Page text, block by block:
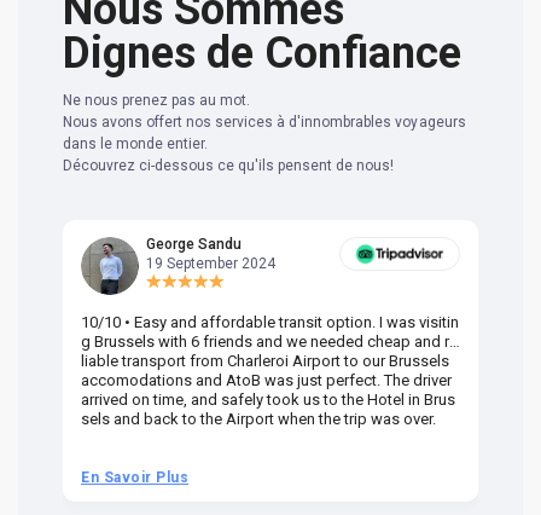
Dignes de Confiance
Ne nous prenez pas au mot.
Nous avons offert nos services à d'innombrables voyageurs
dans le monde entier.
Découvrez ci-dessous ce qu'ils pensent de nous!
George Sandu
19 September 2024
10/10 • Easy and affordable transit option. I was visitin
g Brussels with 6 friends and we needed cheap and re
liable transport from Charleroi Airport to our Brussels
accomodations and AtoB was just perfect. The driver
arrived on time, and safely took us to the Hotel in Brus
sels and back to the Airport when the trip was over.
En Savoir Plus